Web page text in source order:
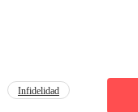
de amar a
Infidelidad